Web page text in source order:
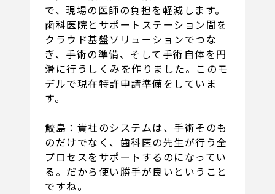
で、現場の医師の負担を軽減します。
歯科医院とサポートステーション間を
クラウド基盤ソリューションでつな
ぎ、手術の準備、そして手術自体を円
滑に行うしくみを作りました。このモ
デルで現在特許申請準備をしていま
す。
鮫島：貴社のシステムは、手術そのも
のだけでなく、歯科医の先生が行う全
プロセスをサポートするのになってい
る。だから使い勝手が良いということ
ですね。